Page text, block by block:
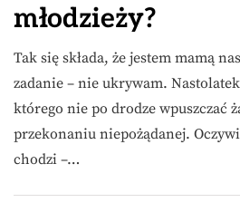
młodzieży?
Tak się składa, że jestem mamą
zadanie – nie ukrywam.
którego nie po drodze wpuszczać
przekonaniu niepożądanej.
chodzi –…